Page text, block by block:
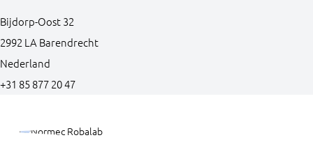
Bijdorp-Oost32
2992 LA Barendrecht
Nederland
+31 85 877 20 47